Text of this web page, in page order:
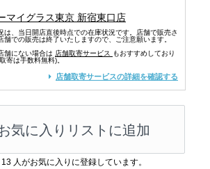
マイグラス東京 新宿東口店
は、当日開店直後時点での在庫状況です。店舗で販売さ
舗での販売は終了いたしますので、ご注意願います。
舗にない場合は 店舗取寄サービス
もおすすめしており
寄は手数料無料)。
店舗取寄サービスの詳細を確認する
気に入りリストに追加
13人がお気に入りに登録しています。